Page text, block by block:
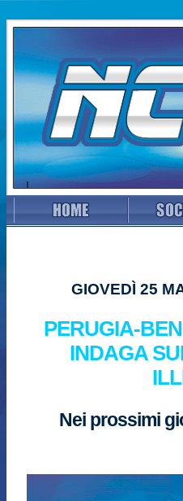
GIOVEDÌ 25
PERUGIA-
INDAGA
Nei prossimi